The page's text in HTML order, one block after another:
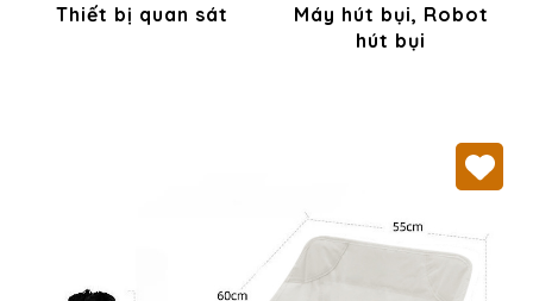
Thiết bị quan sát
Máy hút bụi, Robot
hút bụi